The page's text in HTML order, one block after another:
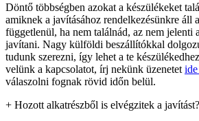
Döntő többségben azokat a készülékeket
amiknek a javításához rendelkezésünkre áll
függetlenül, ha nem találnád, az nem jelenti
javítani. Nagy külföldi beszállítókkal
tudunk szerezni, így lehet a te
velünk a kapcsolatot, írj nekünk üzenetet
válaszolni fognak rövid időn belül.
+ Hozott alkatrészből is elvégzitek a javítást?